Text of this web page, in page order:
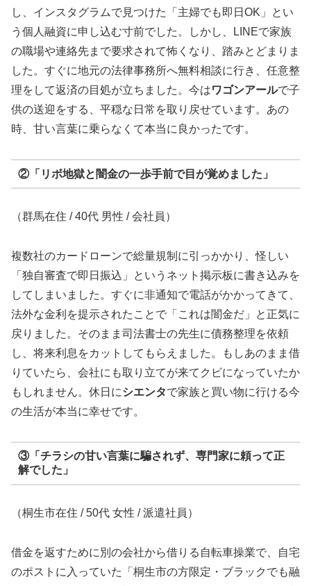
し、インスタグラムで見つけた「主婦でも即日OK」とい
う個人融資に申し込む寸前でした。しかし、LINEで家族
の職場や連絡先まで要求されて怖くなり、踏みとどまりま
した。すぐに地元の法律事務所へ無料相談に行き、任意整
理をして返済の目処が立ちました。今はワゴンアールで子
供の送迎をする、平穏な日常を取り戻せています。あの
時、甘い言葉に乗らなくて本当に良かったです。
②「リボ地獄と闇金の一歩手前で目が覚めました」
（群馬在住 / 40代 男性 / 会社員）
複数社のカードローンで総量規制に引っかかり、怪しい
「独自審査で即日振込」というネット掲示板に書き込みを
してしまいました。すぐに非通知で電話がかかってきて、
法外な金利を提示されたことで「これは闇金だ」と正気に
戻りました。そのまま司法書士の先生に債務整理を依頼
し、将来利息をカットしてもらえました。もしあのまま借
りていたら、会社にも取り立てが来てクビになっていたか
もしれません。休日にシエンタで家族と買い物に行ける今
の生活が本当に幸せです。
③「チラシの甘い言葉に騙されず、専門家に頼って正
解でした」
（桐生市在住 / 50代 女性 / 派遣社員）
借金を返すために別の会社から借りる自転車操業で、自宅
のポストに入っていた「桐生市の方限定・ブラックでも融